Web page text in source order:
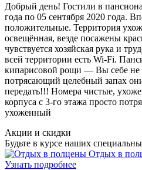
Добрый день! Гостили в
года по 05 сентября 2020 года.
положительные. Территория
освещённая, везде посажены
чувствуется хозяйская рука и
всей территории есть Wi-Fi.
кипарисовой рощи — Вы себе не
потрясающий целебный запах
передать!!! Номера чистые,
корпуса с 3-го этажа просто
ухоженный
Акции и скидки
Будьте в курсе наших
Отдых в
Узнать подробнее